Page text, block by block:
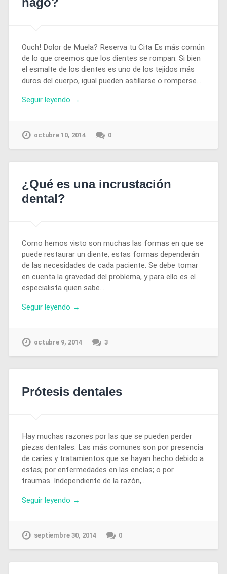
Ouch! Dolor de Muela? Reserva tu Cita Es más común
de lo que creemos que los dientes se rompan. Si bien
el esmalte de los dientes es uno de los tejidos más
duros del cuerpo, igual pueden astillarse o romperse….
Seguir leyendo →
octubre 10, 2014 0
¿Qué es una incrustación
dental?
Como hemos visto son muchas las formas en que se
puede restaurar un diente, estas formas dependerán
de las necesidades de cada paciente. Se debe tomar
en cuenta la gravedad del problema, y para ello es el
especialista quien sabe…
Seguir leyendo →
octubre 9, 2014 3
Prótesis dentales
Hay muchas razones por las que se pueden perder
piezas dentales. Las más comunes son por presencia
de caries y tratamientos que se hayan hecho debido a
estas; por enfermedades en las encías; o por
traumas. Independiente de la razón,…
Seguir leyendo →
septiembre 30, 2014 0